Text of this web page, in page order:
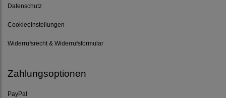
Datenschutz
Cookieeinstellungen
Widerrufsrecht & Widerrufsformular
Zahlungsoptionen
PayPal